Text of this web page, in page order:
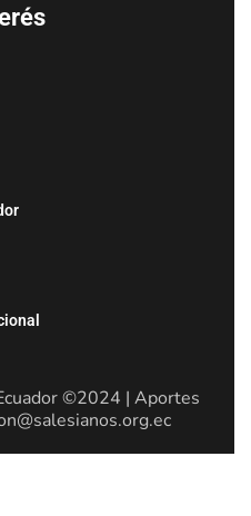
©2024 | Aportes